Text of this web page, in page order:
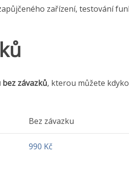
zařízení, testování
závazků, kterou můžete
Bez závazku
990 Kč